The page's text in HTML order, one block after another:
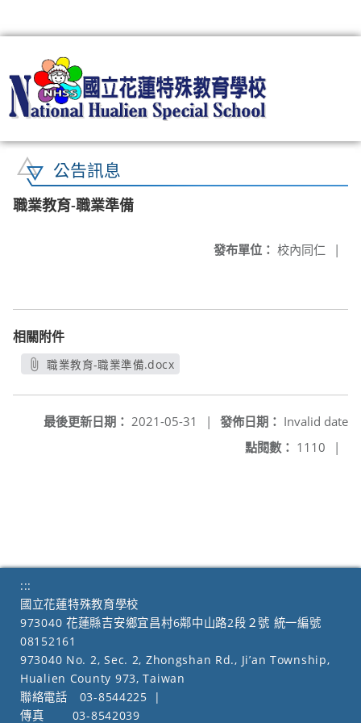
公告訊息
職業教育-職業準備
發布單位： 校內同仁 |
相關附件
職業教育-職業準備.docx
發佈日期： Invalid date
最後更新日期： 2021-05-31
|
點閱數： 1110 |
:::
國立花蓮特殊教育學校
973040 花蓮縣吉安鄉宜昌村6鄰中山路2段２號 統一編號
08152161
973040 No. 2, Sec. 2, Zhongshan Rd., Ji’an Township,
Hualien County 973, Taiwan
聯絡電話
03-8544225
|
傳真
03-8542039